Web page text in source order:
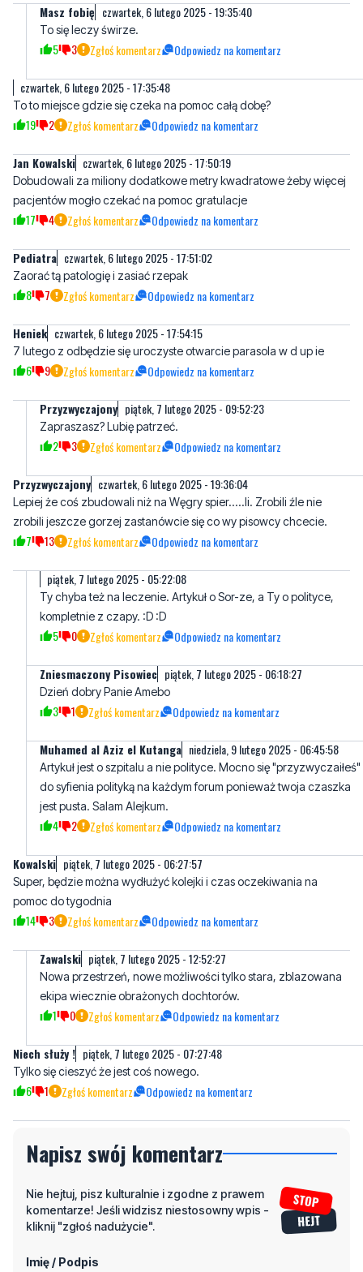
Masz fobię czwartek, 6 lutego 2025 - 19:35:40
To się leczy świrze.
5 3 Zgłoś komentarz Odpowiedz na komentarz
czwartek, 6 lutego 2025 - 17:35:48
To to miejsce gdzie się czeka na pomoc całą dobę?
19 2 Zgłoś komentarz Odpowiedz na komentarz
Jan Kowalski czwartek, 6 lutego 2025 - 17:50:19
Dobudowali za miliony dodatkowe metry kwadratowe żeby więcej
pacjentów mogło czekać na pomoc gratulacje
17 4 Zgłoś komentarz Odpowiedz na komentarz
Pediatra czwartek, 6 lutego 2025 - 17:51:02
Zaorać tą patologię i zasiać rzepak
8 7 Zgłoś komentarz Odpowiedz na komentarz
Heniek czwartek, 6 lutego 2025 - 17:54:15
7 lutego z odbędzie się uroczyste otwarcie parasola w d up ie
6 9 Zgłoś komentarz Odpowiedz na komentarz
Przyzwyczajony piątek, 7 lutego 2025 - 09:52:23
Zapraszasz? Lubię patrzeć.
2 3 Zgłoś komentarz Odpowiedz na komentarz
Przyzwyczajony czwartek, 6 lutego 2025 - 19:36:04
Lepiej że coś zbudowali niż na Węgry spier.....li. Zrobili źle nie
zrobili jeszcze gorzej zastanówcie się co wy pisowcy chcecie.
7 13 Zgłoś komentarz Odpowiedz na komentarz
piątek, 7 lutego 2025 - 05:22:08
Ty chyba też na leczenie. Artykuł o Sor-ze, a Ty o polityce,
kompletnie z czapy. :D :D
5 0 Zgłoś komentarz Odpowiedz na komentarz
Zniesmaczony Pisowiec piątek, 7 lutego 2025 - 06:18:27
Dzień dobry Panie Amebo
3 1 Zgłoś komentarz Odpowiedz na komentarz
Muhamed al Aziz el Kutanga niedziela, 9 lutego 2025 - 06:45:58
Artykuł jest o szpitalu a nie polityce. Mocno się "przyzwyczaiłeś"
do syfienia polityką na każdym forum ponieważ twoja czaszka
jest pusta. Salam Alejkum.
4 2 Zgłoś komentarz Odpowiedz na komentarz
Kowalski piątek, 7 lutego 2025 - 06:27:57
Super, będzie można wydłużyć kolejki i czas oczekiwania na
pomoc do tygodnia
14 3 Zgłoś komentarz Odpowiedz na komentarz
Zawalski piątek, 7 lutego 2025 - 12:52:27
Nowa przestrzeń, nowe możliwości tylko stara, zblazowana
ekipa wiecznie obrażonych dochtorów.
1 0 Zgłoś komentarz Odpowiedz na komentarz
Niech służy ! piątek, 7 lutego 2025 - 07:27:48
Tylko się cieszyć że jest coś nowego.
6 1 Zgłoś komentarz Odpowiedz na komentarz
Napisz swój komentarz
Nie hejtuj, pisz kulturalnie i zgodne z prawem
komentarze! Jeśli widzisz niestosowny wpis -
kliknij "zgłoś nadużycie".
Imię / Podpis